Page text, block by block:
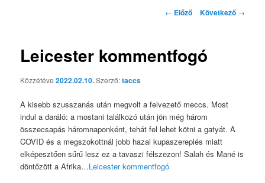
Bejegyzés navigáció
← Előző Következő →
Leicester kommentfogó
Közzétéve2022.02.10.Szerző:taccs
A kisebb szusszanás után megvolt a felvezető meccs. Most
indul a daráló: a mostani találkozó után jön még három
összecsapás háromnaponként, tehát fel lehet kötni a gatyát. A
COVID és a megszokottnál jobb hazai kupaszereplés miatt
elképesztően sűrű lesz ez a tavaszi félszezon! Salah és Mané is
döntőzött a Afrika…Leicester kommentfogó